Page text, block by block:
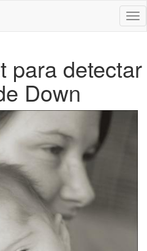
para detectar
Down